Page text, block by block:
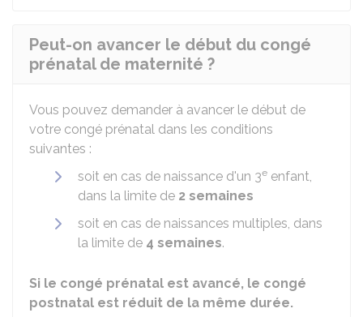
Peut-on avancer le début du congé
prénatal de maternité ?
Vous pouvez demander à avancer le début de
votre congé prénatal dans les conditions
suivantes :
soit en cas de naissance d'un 3e enfant,
dans la limite de 2 semaines
soit en cas de naissances multiples, dans
la limite de 4 semaines.
Si le congé prénatal est avancé, le congé
postnatal est réduit de la même durée.